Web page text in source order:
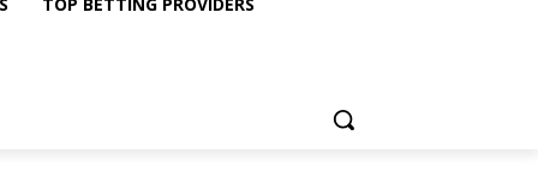
TOP BETTING PROVIDERS